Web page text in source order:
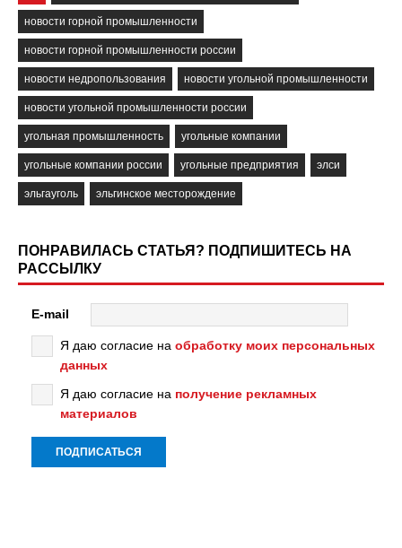
новости горной промышленности
новости горной промышленности россии
новости недропользования новости угольной промышленности
новости угольной промышленности россии
угольная промышленность угольные компании
угольные компании россии угольные предприятия элси
эльгауголь эльгинское месторождение
ПОНРАВИЛАСЬ СТАТЬЯ? ПОДПИШИТЕСЬ НА
РАССЫЛКУ
E-mail
Я даю согласие на обработку моих персональных
данных
Я даю согласие на получение рекламных
материалов